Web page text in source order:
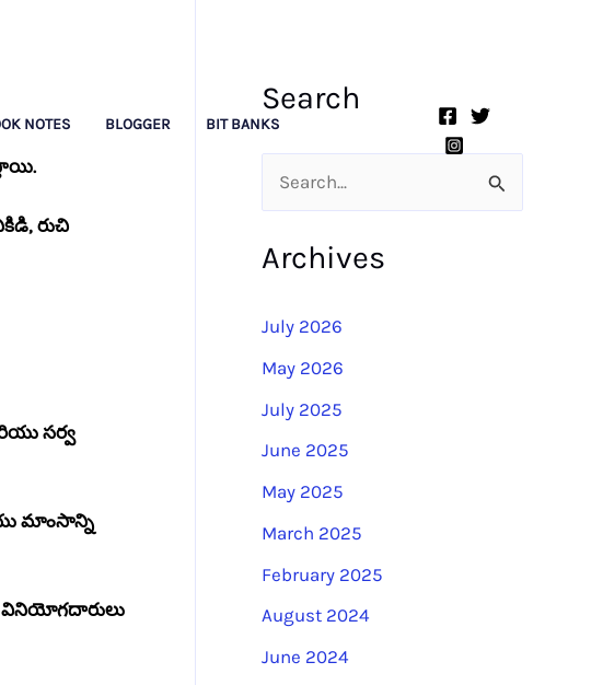
NOTES BLOGGER
BIT BANKS
రుచి
సర్వ
మాంసాన్ని
వినియోగదారులు
Search
a
c
h
f
o
r
:
Archives
July 2026
May 2026
July 2025
June 2025
May 2025
March 2025
February 2025
August 2024
June 2024